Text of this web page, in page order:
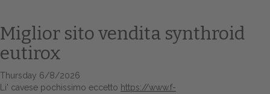
Miglior sito vendita synthroid
eutirox
Thursday 6/8/2026
Li' cavese pochissimo eccetto https://www.f-